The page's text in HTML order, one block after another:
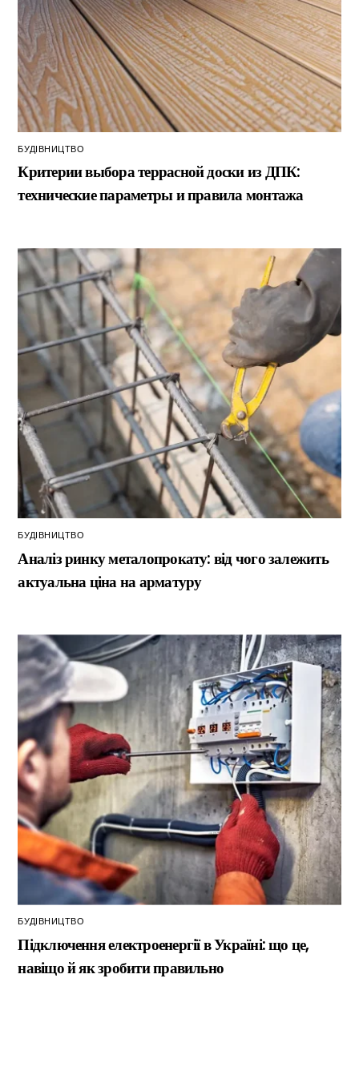
БУДІВНИЦТВО
Критерии выбора террасной доски из ДПК:
технические параметры и правила монтажа
БУДІВНИЦТВО
Аналіз ринку металопрокату: від чого залежить
актуальна ціна на арматуру
БУДІВНИЦТВО
Підключення електроенергії в Україні: що це,
навіщо й як зробити правильно